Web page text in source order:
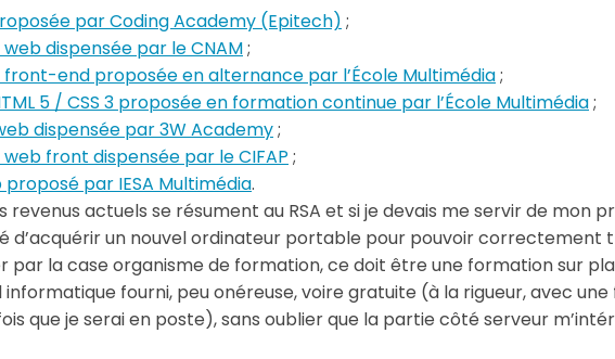
par Coding Academy (Epitech) ;
dispensée par le CNAM;
end proposée en alternance par l’École Multimédia;
5 / CSS 3 proposée en formation continue par l’École Multimédia;
dispensée par 3W Academy;
front dispensée par le CIFAP ;
par IESA Multimédia.
revenus actuels se résument au RSA et si je devais me servir de mon
d’acquérir un nouvel ordinateur portable pour pouvoir correctement
par la case organisme de formation, ce doit être une formation sur
fourni, peu onéreuse, voire gratuite (à la rigueur, avec
que je serai en poste), sans oublier que la partie côté serveur